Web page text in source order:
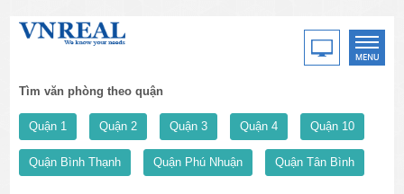
Tìm văn phòng theo quận
Quận 1 Quận 2 Quận 3 Quận 4 Quận 10
Quận Bình Thạnh Quận Phú Nhuận Quận Tân Bình